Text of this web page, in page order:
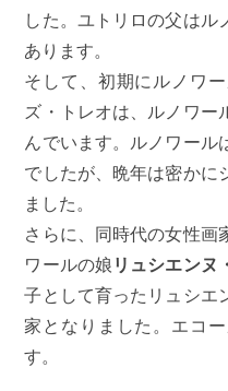
した。ユトリロの父はル
あります。
そして、初期にルノワ
ズ・トレオは、ルノワー
んでいます。ルノワール
でしたが、晩年は密かに
ました。
さらに、同時代の女性画
ワールの娘 リュシエンヌ
子として育ったリュシエ
家となりました。エコ
す。